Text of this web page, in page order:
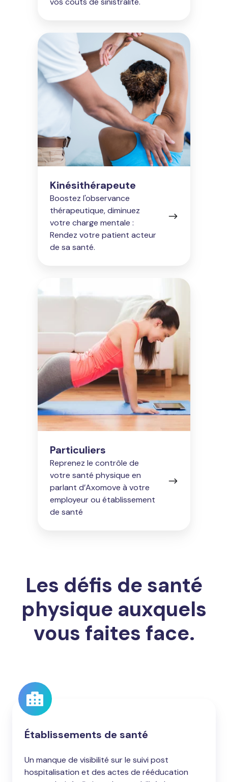
Kinésithérapeute
Boostez l'observance
thérapeutique, diminuez
votre charge mentale :
Rendez votre patient acteur
de sa santé.
Kinésithérapeute
Particuliers
Reprenez le contrôle de
votre santé physique en
parlant d’Axomove à votre
employeur ou établissement
de santé
Les défis de santé
physique auxquels
vous faites face.
Établissements de santé
Un manque de visibilité sur le suivi post
hospitalisation et des actes de rééducation